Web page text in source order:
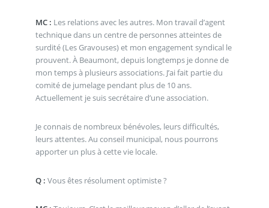
MC : Les relations avec les autres. Mon travail d’agent
technique dans un centre de personnes atteintes de
surdité (Les Gravouses) et mon engagement syndical le
prouvent. À Beaumont, depuis longtemps je donne de
mon temps à plusieurs associations. J’ai fait partie du
comité de jumelage pendant plus de 10 ans.
Actuellement je suis secrétaire d’une association.
Je connais de nombreux bénévoles, leurs difficultés,
leurs attentes. Au conseil municipal, nous pourrons
apporter un plus à cette vie locale.
Q : Vous êtes résolument optimiste ?